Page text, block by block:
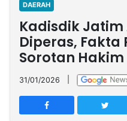
Nasional
International
Olahraga
Entertainment
Daerah
Pariwisata
Kuliner
Kolom
Network
PT
TREETAN
DAERAH
Kadisdik Jatim
Diperas,
Sorotan Hakim
31/01/2026